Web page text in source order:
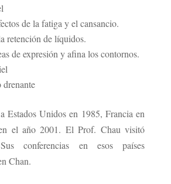
de la fatiga y el cansancio.
retención de líquidos.
de expresión y afina los contornos.
drenante
Estados Unidos en 1985, Francia en
el año 2001. El Prof. Chau visitó
conferencias en esos países
Chan.